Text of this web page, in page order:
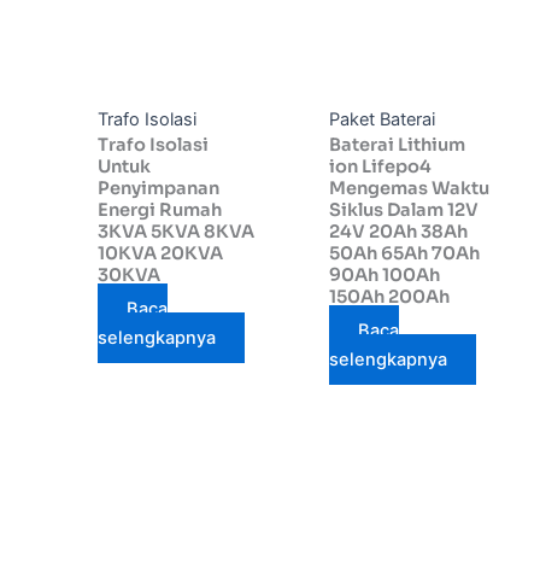
Trafo Isolasi
Trafo Isolasi
Untuk
Penyimpanan
Energi Rumah
3KVA 5KVA 8KVA
10KVA 20KVA
30KVA
Baca
selengkapnya
Paket Baterai
Baterai Lithium
ion Lifepo4
Mengemas Waktu
Siklus Dalam 12V
24V 20Ah 38Ah
50Ah 65Ah 70Ah
90Ah 100Ah
150Ah 200Ah
Baca
selengkapnya